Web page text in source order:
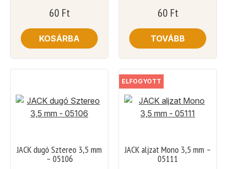
60 Ft
KOSÁRBA
60 Ft
TOVÁBB
JACK dugó Sztereo 3,5 mm
– 05106
ELFOGYOTT
JACK aljzat Mono 3,5 mm –
05111